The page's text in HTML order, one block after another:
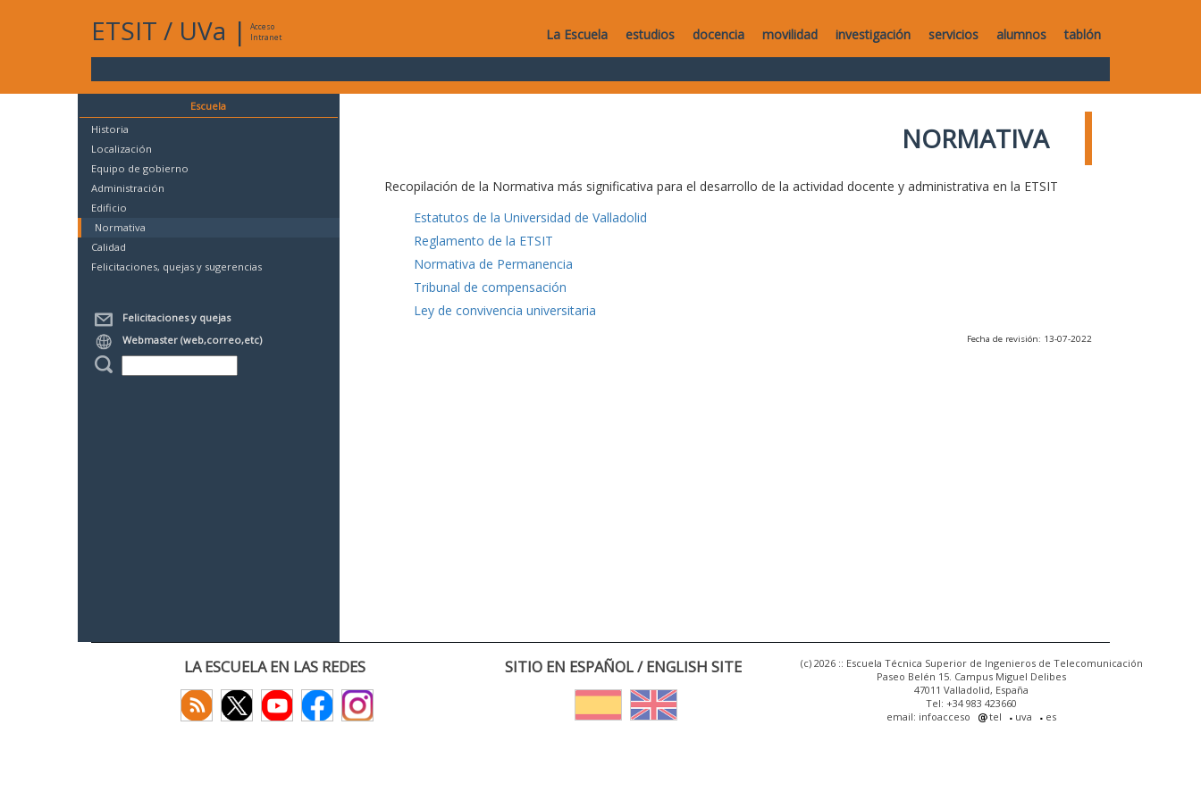
ETSIT / UVa |
Acceso
Intranet
La Escuela estudios docencia movilidad investigación servicios alumnos tablón
Escuela
Historia
Localización
Equipo de gobierno
Administración
Edificio
Normativa
Calidad
Felicitaciones, quejas y sugerencias
Felicitaciones y quejas
Webmaster (web,correo,etc)
NORMATIVA
Recopilación de la Normativa más significativa para el desarrollo de la actividad docente y administrativa en la ETSIT
Estatutos de la Universidad de Valladolid
Reglamento de la ETSIT
Normativa de Permanencia
Tribunal de compensación
Ley de convivencia universitaria
Fecha de revisión: 13-07-2022
LA ESCUELA EN LAS REDES SITIO EN ESPAÑOL / ENGLISH SITE
(c) 2026 :: Escuela Técnica Superior de Ingenieros de Telecomunicación
Paseo Belén 15. Campus Miguel Delibes
47011 Valladolid, España
Tel: +34 983 423660
email: infoacceso
tel uva es